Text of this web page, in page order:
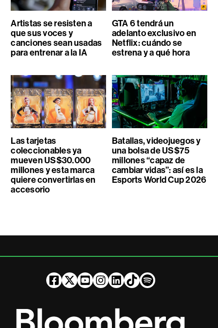
Artistas se resisten a
que sus voces y
canciones sean usadas
para entrenar a la IA
GTA 6 tendrá un
adelanto exclusivo en
Netflix: cuándo se
estrena y a qué hora
Las tarjetas
coleccionables ya
mueven US$30.000
millones y esta marca
quiere convertirlas en
accesorio
Batallas, videojuegos y
una bolsa de US$75
millones “capaz de
cambiar vidas”: así es la
Esports World Cup 2026